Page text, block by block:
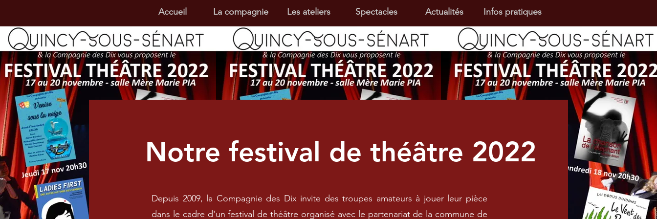
Notre festival de théâtre 2022
Depuis 2009, la Compagnie des Dix invite des troupes amateurs à jouer leur pièce
dans le cadre d'un festival de théâtre organisé avec le partenariat de la commune de
Accueil La compagnie Les ateliers Spectacles Actualités Infos pratiques